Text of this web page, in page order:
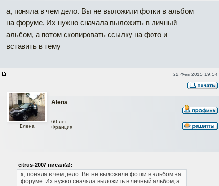
а, поняла в чем дело. Вы не выложили фотки в альбом
на форуме. Их нужно сначала выложить в личный
альбом, а потом скопировать ссылку на фото и
вставить в тему
22 Фев 2015 19:54
Alena
Елена
60 лет
Франция
citrus-2007 писал(а):
а, поняла в чем дело. Вы не выложили фотки в альбом на
форуме. Их нужно сначала выложить в личный альбом, а